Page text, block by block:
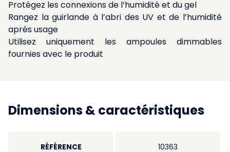
Protégez les connexions de l’humidité et du gel
Rangez la guirlande à l’abri des UV et de l’humidité
après usage
Utilisez uniquement les ampoules dimmables
fournies avec le produit
Dimensions & caractéristiques
RÉFÉRENCE 10363